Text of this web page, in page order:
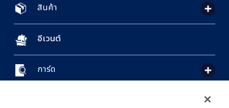
สินค้า
อีเวนต์
การ์ด
GLOBAL ENTRANCE